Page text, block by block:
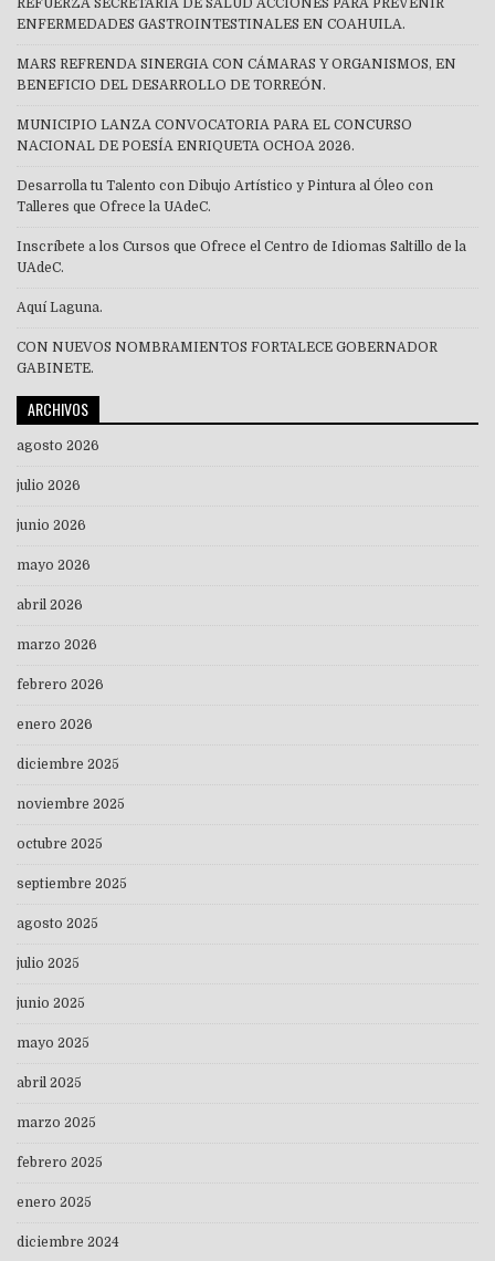
REFUERZA SECRETARÍA DE SALUD ACCIONES PARA PREVENIR
ENFERMEDADES GASTROINTESTINALES EN COAHUILA.
MARS REFRENDA SINERGIA CON CÁMARAS Y ORGANISMOS, EN
BENEFICIO DEL DESARROLLO DE TORREÓN.
MUNICIPIO LANZA CONVOCATORIA PARA EL CONCURSO
NACIONAL DE POESÍA ENRIQUETA OCHOA 2026.
Desarrolla tu Talento con Dibujo Artístico y Pintura al Óleo con
Talleres que Ofrece la UAdeC.
Inscríbete a los Cursos que Ofrece el Centro de Idiomas Saltillo de la
UAdeC.
Aquí Laguna.
CON NUEVOS NOMBRAMIENTOS FORTALECE GOBERNADOR
GABINETE.
ARCHIVOS
agosto 2026
julio 2026
junio 2026
mayo 2026
abril 2026
marzo 2026
febrero 2026
enero 2026
diciembre 2025
noviembre 2025
octubre 2025
septiembre 2025
agosto 2025
julio 2025
junio 2025
mayo 2025
abril 2025
marzo 2025
febrero 2025
enero 2025
diciembre 2024